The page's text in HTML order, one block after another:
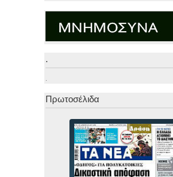
.
.
Πρωτοσέλιδα